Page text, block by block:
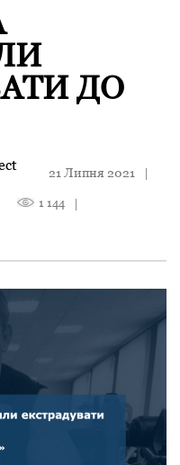
ДО
21 Липня 2021 |
1 144
|